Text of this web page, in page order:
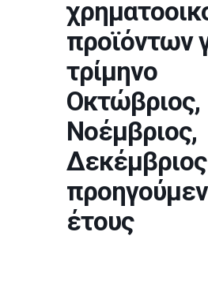
προϊόντων
τρίμηνο
Οκτώβριος,
Νοέμβριος,
έτους